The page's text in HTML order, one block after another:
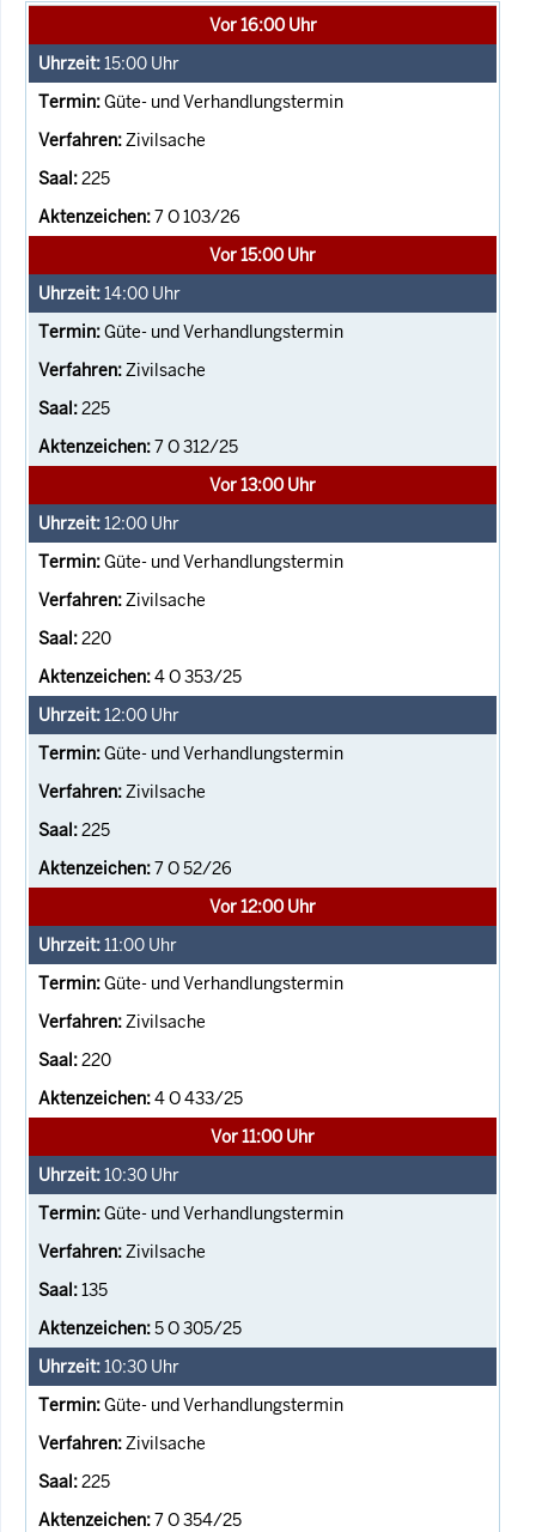
Vor 16:00 Uhr
15:00 Uhr
Güte- und Verhandlungstermin
Zivilsache
225
7 O 103/26
Vor 15:00 Uhr
14:00 Uhr
Güte- und Verhandlungstermin
Zivilsache
225
7 O 312/25
Vor 13:00 Uhr
12:00 Uhr
Güte- und Verhandlungstermin
Zivilsache
220
4 O 353/25
12:00 Uhr
Güte- und Verhandlungstermin
Zivilsache
225
7 O 52/26
Vor 12:00 Uhr
11:00 Uhr
Güte- und Verhandlungstermin
Zivilsache
220
4 O 433/25
Vor 11:00 Uhr
10:30 Uhr
Güte- und Verhandlungstermin
Zivilsache
135
5 O 305/25
10:30 Uhr
Güte- und Verhandlungstermin
Zivilsache
225
7 O 354/25